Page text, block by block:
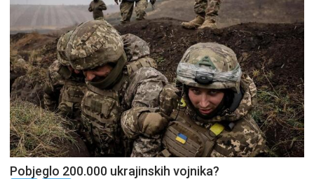
Pobjeglo 200.000 ukrajinskih vojnika?